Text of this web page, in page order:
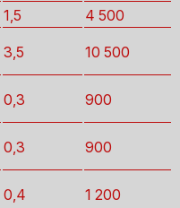
1,5
4 500
3,5 10 500
0,3 900
0,3 900
0,4 1 200